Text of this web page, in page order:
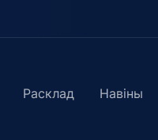
Расклад Навіны